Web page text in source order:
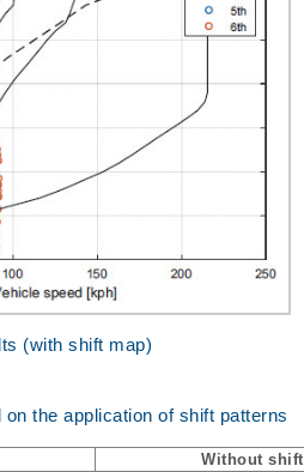
(with shift map)
the application of shift patterns
Without